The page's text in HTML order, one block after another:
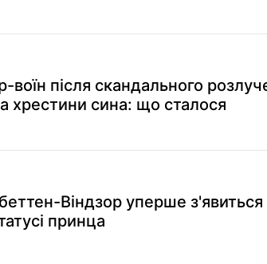
воїн після скандального
хрестини сина: що сталося
Віндзор уперше з'явиться
принца